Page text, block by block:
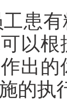
工患
可以根
出
的执